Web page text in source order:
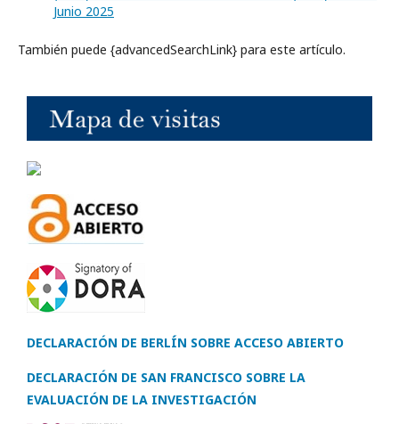
Junio 2025
También puede {advancedSearchLink} para este artículo.
DECLARACIÓN DE BERLÍN SOBRE ACCESO ABIERTO
DECLARACIÓN DE SAN FRANCISCO SOBRE LA
EVALUACIÓN DE LA INVESTIGACIÓN